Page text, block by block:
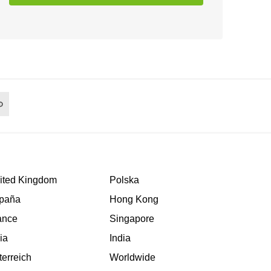
Kingdom
Polska
Hong Kong
Singapore
India
Worldwide